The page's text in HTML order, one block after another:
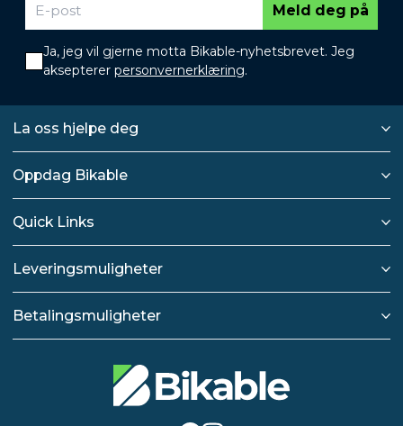
Meld deg på
Ja, jeg vil gjerne motta Bikable-nyhetsbrevet. Jeg
aksepterer personvernerklæring.
La oss hjelpe deg
Oppdag Bikable
Quick Links
Leveringsmuligheter
Betalingsmuligheter